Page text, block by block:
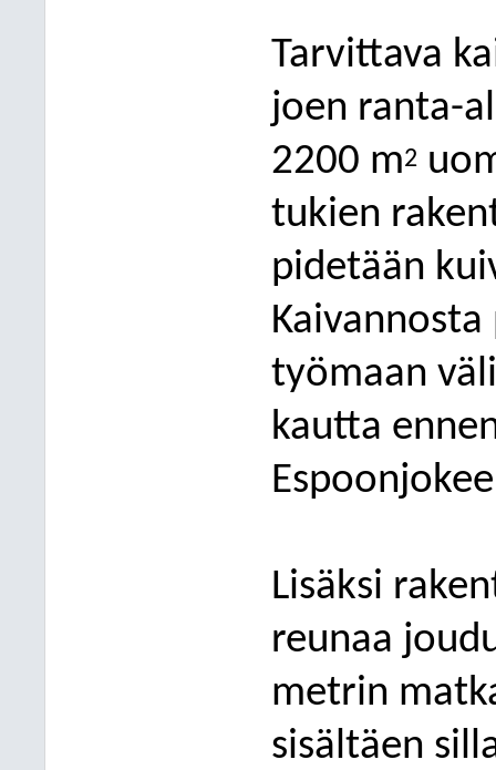
Tarvittava
joen ranta-
2200 m2
tukien
pidetään
Kaivannosta
työmaan
kautta
Esp
Lisäksi
reunaa
metrin
sisältäen